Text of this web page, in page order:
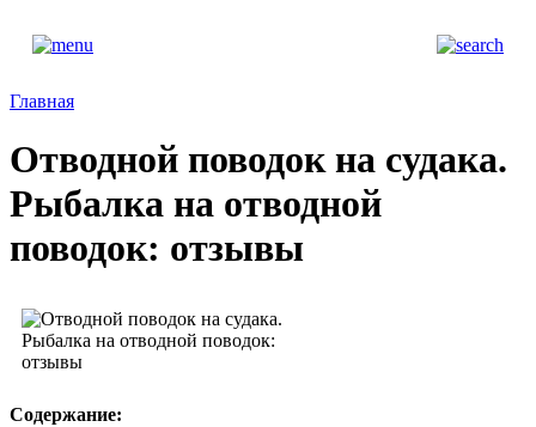
Главная
Отводной поводок на судака.
Рыбалка на отводной
поводок: отзывы
Содержание: